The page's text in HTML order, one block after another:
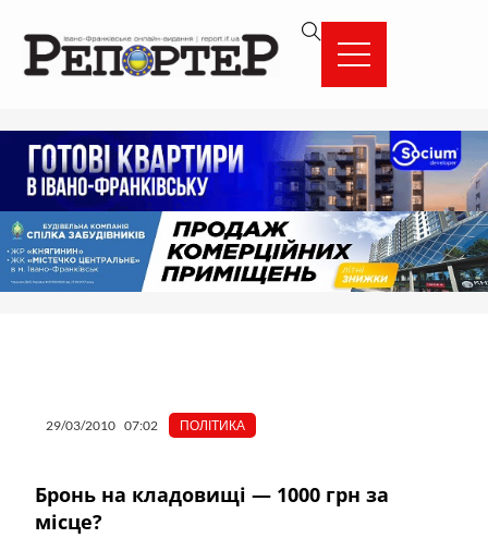
вмісту
29/03/2010 07:02 ПОЛІТИКА
Бронь на кладовищі — 1000 грн за
місце?